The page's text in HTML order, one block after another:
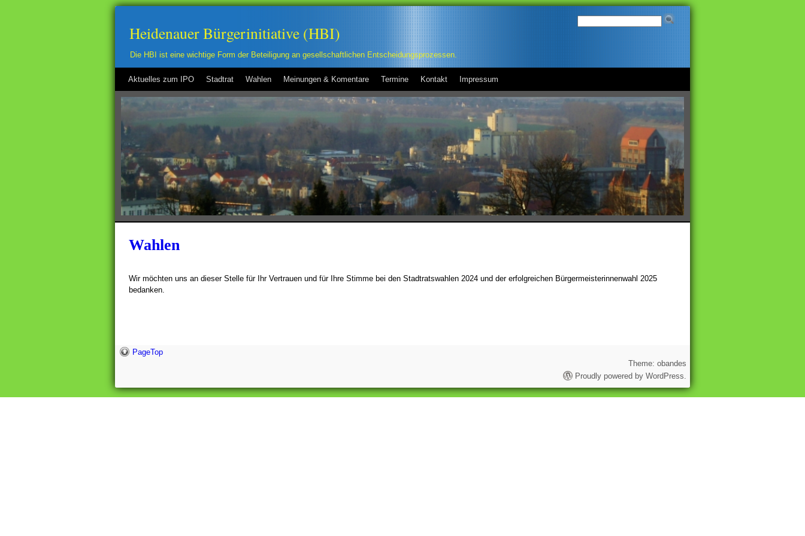
Heidenauer Bürgerinitiative (HBI)
Die HBI ist eine wichtige Form der Beteiligung an gesellschaftlichen Entscheidungsprozessen.
Aktuelles zum IPO Stadtrat Wahlen Meinungen & Komentare Termine Kontakt Impressum
Wahlen
Wir möchten uns an dieser Stelle für Ihr Vertrauen und für Ihre Stimme bei den Stadtratswahlen 2024 und der erfolgreichen Bürgermeisterinnenwahl 2025
bedanken.
PageTop
Theme: obandes
Proudly powered by WordPress.